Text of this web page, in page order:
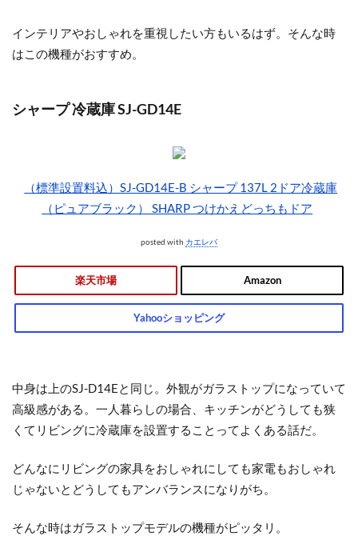
インテリアやおしゃれを重視したい方もいるはず。そんな時
はこの機種がおすすめ。
シャープ 冷蔵庫 SJ-GD14E
（標準設置料込）SJ-GD14E-B シャープ 137L 2ドア冷蔵庫
（ピュアブラック） SHARP つけかえどっちもドア
posted with カエレバ
楽天市場 Amazon
Yahooショッピング
中身は上のSJ-D14Eと同じ。外観がガラストップになっていて
高級感がある。一人暮らしの場合、キッチンがどうしても狭
くてリビングに冷蔵庫を設置することってよくある話だ。
どんなにリビングの家具をおしゃれにしても家電もおしゃれ
じゃないとどうしてもアンバランスになりがち。
そんな時はガラストップモデルの機種がピッタリ。